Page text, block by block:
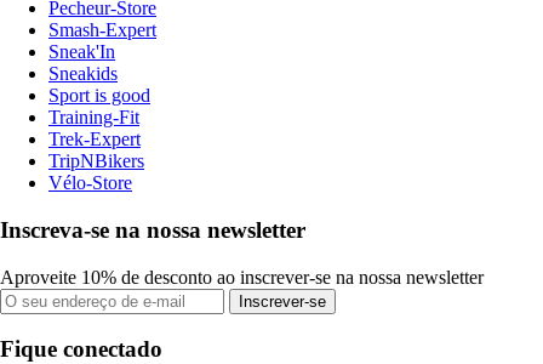
Pecheur-Store
Smash-Expert
Sneak'In
Sneakids
Sport is good
Training-Fit
Trek-Expert
TripNBikers
Vélo-Store
Inscreva-se na nossa newsletter
Aproveite 10% de desconto ao inscrever-se na nossa newsletter
Inscrever-se
Fique conectado